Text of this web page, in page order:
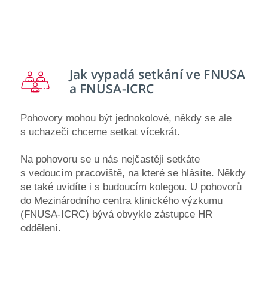
Jak vypadá setkání ve FNUSA
a FNUSA-ICRC
Pohovory mohou být jednokolové, někdy se ale
s uchazeči chceme setkat vícekrát.
Na pohovoru se u nás nejčastěji setkáte
s vedoucím pracoviště, na které se hlásíte. Někdy
se také uvidíte i s budoucím kolegou. U pohovorů
do Mezinárodního centra klinického výzkumu
(FNUSA-ICRC) bývá obvykle zástupce HR
oddělení.